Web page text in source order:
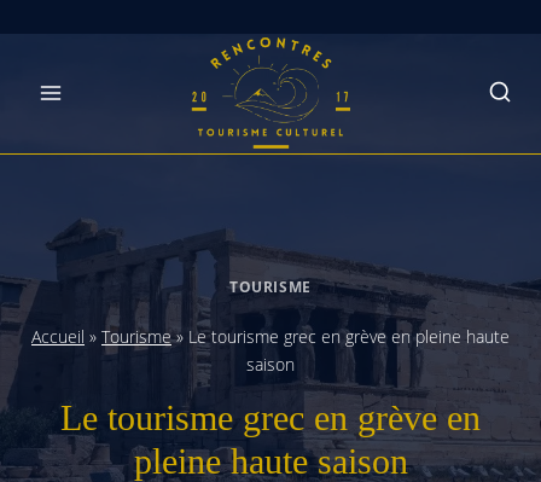
TOURISME
Accueil » Tourisme» Le tourisme grec en grève en pleine haute
saison
Le tourisme grec en grève en
pleine haute saison